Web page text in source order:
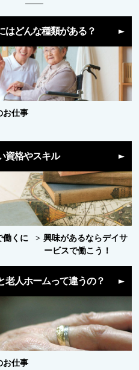
はどんな種類がある？
お仕事
資格やスキル
働くに
興味があるならデイサ
ービスで働こう！
老人ホームって違うの？
お仕事